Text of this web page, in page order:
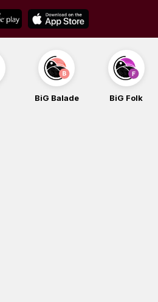
BiG Balade BiG Folk